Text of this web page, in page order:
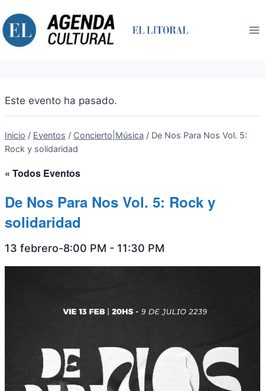
al
contenido
Este evento ha pasado.
Inicio / Eventos / Concierto|Música / De Nos Para Nos Vol. 5:
Rock y solidaridad
« Todos Eventos
De Nos Para Nos Vol. 5: Rock y
solidaridad
13 febrero-8:00 PM - 11:30 PM